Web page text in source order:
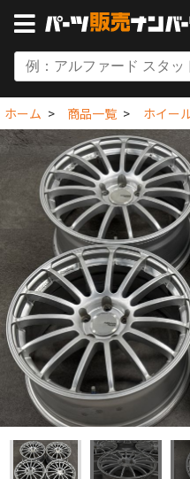
ホーム 商品一覧 ホイー